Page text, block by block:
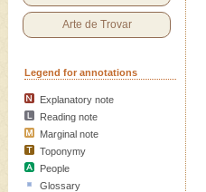
Arte de Trovar
Legend for annotations
Explanatory note
Reading note
Marginal note
Toponymy
People
Glossary